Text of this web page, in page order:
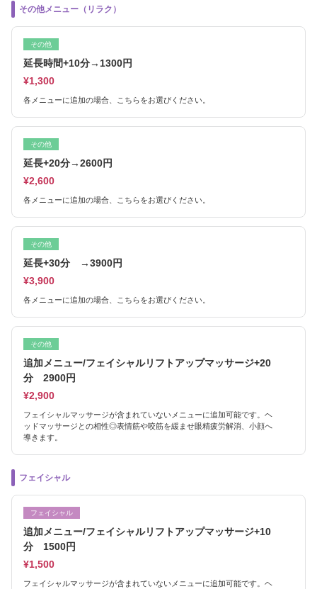
その他メニュー（リラク）
その他
延長時間+10分→1300円
¥1,300
各メニューに追加の場合、こちらをお選びください。
その他
延長+20分→2600円
¥2,600
各メニューに追加の場合、こちらをお選びください。
その他
延長+30分 →3900円
¥3,900
各メニューに追加の場合、こちらをお選びください。
その他
追加メニュー/フェイシャルリフトアップマッサージ+20
分 2900円
¥2,900
フェイシャルマッサージが含まれていないメニューに追加可能です。ヘ
ッドマッサージとの相性◎表情筋や咬筋を緩ませ眼精疲労解消、小顔へ
導きます。
フェイシャル
フェイシャル
追加メニュー/フェイシャルリフトアップマッサージ+10
分 1500円
¥1,500
フェイシャルマッサージが含まれていないメニューに追加可能です。ヘ